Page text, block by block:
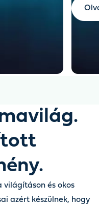
világításon és okos
azért készülnek, hogy